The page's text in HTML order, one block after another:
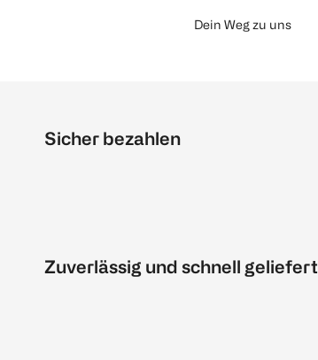
Dein Weg zu uns
Sicher bezahlen
Zuverlässig und schnell geliefert